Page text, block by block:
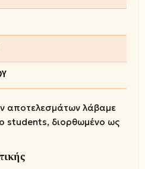
αποτελεσμάτων λάβαμε
students, διορθωμένο ως